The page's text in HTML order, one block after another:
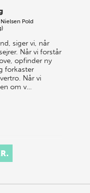
Pold
siger vi, når
Når vi forstår
opfinder ny
forkaster
Når vi
om v…